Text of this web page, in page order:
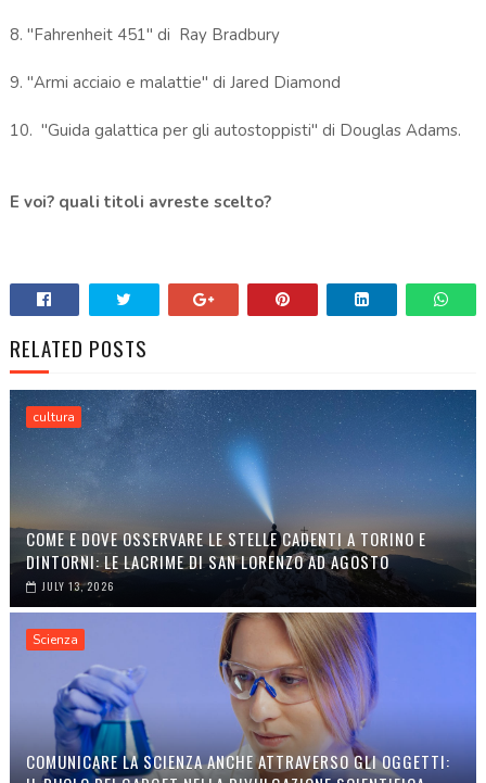
8. "Fahrenheit 451" di Ray Bradbury
9. "Armi acciaio e malattie" di Jared Diamond
10. "Guida galattica per gli autostoppisti" di Douglas Adams.
E voi? quali titoli avreste scelto?
RELATED POSTS
cultura
COME E DOVE OSSERVARE LE STELLE CADENTI A TORINO E
DINTORNI: LE LACRIME DI SAN LORENZO AD AGOSTO
JULY 13, 2026
Scienza
COMUNICARE LA SCIENZA ANCHE ATTRAVERSO GLI OGGETTI: